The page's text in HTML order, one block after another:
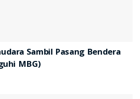
Sambil Pasang Bendera
MBG)